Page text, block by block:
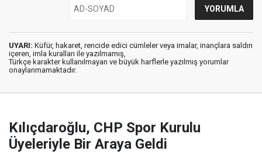
UYARI: Küfür, hakaret, rencide edici cümleler veya imalar, inançlara saldırı
içeren, imla kuralları ile yazılmamış,
Türkçe karakter kullanılmayan ve büyük harflerle yazılmış yorumlar
onaylanmamaktadır.
Kılıçdaroğlu, CHP Spor Kurulu
Üyeleriyle Bir Araya Geldi